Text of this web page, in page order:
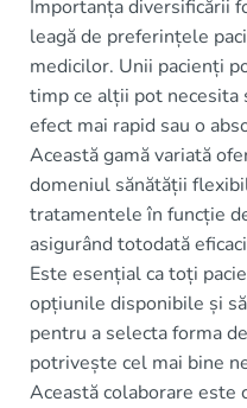
Importanța diversificării
leagă de preferințele
medicilor. Unii pacienți
timp ce alții pot
efect mai rapid sau o
Această gamă variată
domeniul sănătății
tratamentele în funcție
asigurând totodată
Este esențial ca toți
opțiunile disponibile și
pentru a selecta forma
potrivește cel mai bine
Această colaborare este